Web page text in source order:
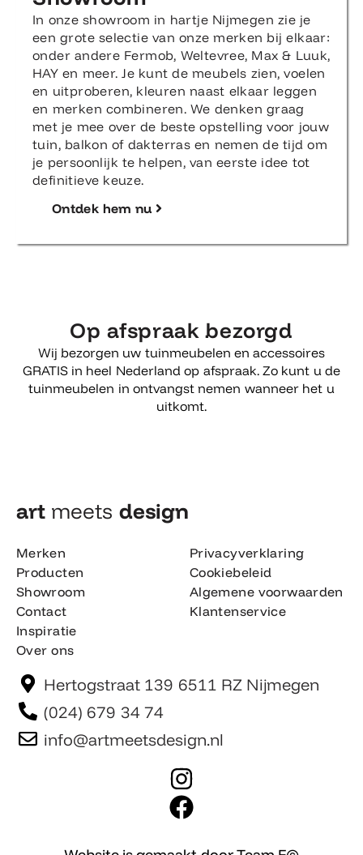
In onze showroom in hartje Nijmegen zie je
een grote selectie van onze merken bij elkaar:
onder andere Fermob, Weltevree, Max & Luuk,
HAY en meer. Je kunt de meubels zien, voelen
en uitproberen, kleuren naast elkaar leggen
en merken combineren. We denken graag
met je mee over de beste opstelling voor jouw
tuin, balkon of dakterras en nemen de tijd om
je persoonlijk te helpen, van eerste idee tot
definitieve keuze.
Ontdek hem nu
Op afspraak bezorgd
Wij bezorgen uw tuinmeubelen en accessoires
GRATIS in heel Nederland op afspraak. Zo kunt u de
tuinmeubelen in ontvangst nemen wanneer het u
uitkomt.
art meets design​
Merken
Producten
Showroom
Contact
Inspiratie
Over ons
Privacyverklaring
Cookiebeleid
Algemene voorwaarden
Klantenservice
Hertogstraat 139 6511 RZ Nijmegen
(024) 679 34 74
info@artmeetsdesign.nl
I
n
s
F